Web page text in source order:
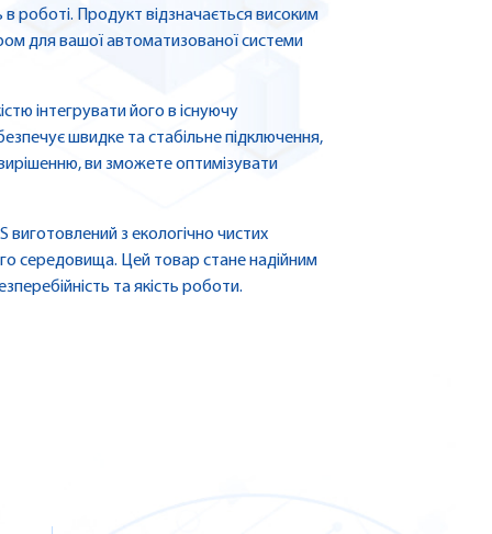
в роботі. Продукт відзначається високим
для вашої автоматизованої системи
інтегрувати його в існуючу
швидке та стабільне підключення,
вирішенню, ви зможете оптимізувати
з екологічно чистих
середовища. Цей товар стане надійним
та якість роботи.